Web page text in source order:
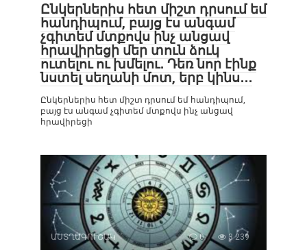
Ընկերներիս հետ միշտ դրսում եմ
հանդիպում, բայց էս անգամ
չգիտեմ մտքովս ինչ անցավ
հրավիրեցի մեր տուն ձուկ
ուտելու ու խմելու․ Դեռ նոր էինք
նստել սեղանի մոտ, երբ կինս․․․
Ընկերներիս հետ միշտ դրսում եմ հանդիպում,
բայց էս անգամ չգիտեմ մտքովս ինչ անցավ
հրավիրեցի
ԱՍՏՂԱԳՈՒՇԱԿ 0 3 239